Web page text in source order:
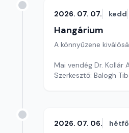
2026. 07. 07. kedd
Hangárium
A könnyűzene
Mai vendég Dr. Kollár
Szerkesztő: Balogh
2026. 07. 06. hétfő